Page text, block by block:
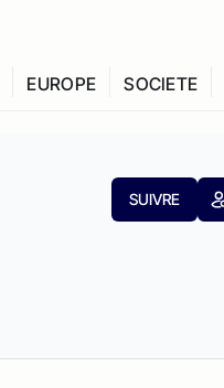
EUROPE SOCIETE
SUIVRE